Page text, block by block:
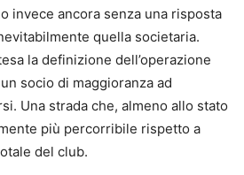
invece ancora senza una risposta
quella societaria.
la definizione dell’operazione
socio di maggioranza ad
Una strada che, almeno allo stato
più percorribile rispetto a
del club.